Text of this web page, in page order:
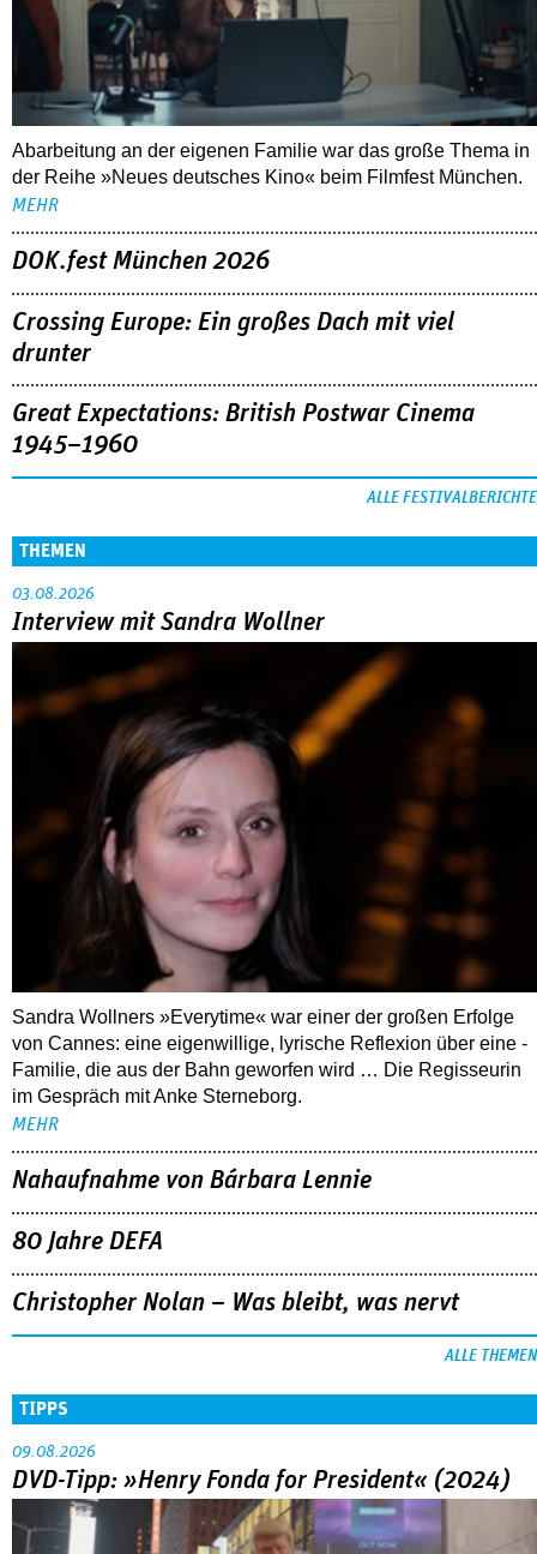
Abarbeitung an der eigenen Familie war das große Thema in
der Reihe »Neues deutsches Kino« beim Filmfest München.
MEHR
DOK.fest München 2026
Crossing Europe: Ein großes Dach mit viel
drunter
Great Expectations: British Postwar Cinema
1945–1960
ALLE FESTIVALBERICHTE
THEMEN
03.08.2026
Interview mit Sandra Wollner
Sandra Wollners »Everytime« war einer der großen Erfolge
von Cannes: eine eigenwillige, lyrische Reflexion über eine ­
Familie, die aus der Bahn geworfen wird … Die Regisseurin
im Gespräch mit Anke Sterneborg.
MEHR
Nahaufnahme von Bárbara Lennie
80 Jahre DEFA
Christopher Nolan – Was bleibt, was nervt
ALLE THEMEN
TIPPS
09.08.2026
DVD-Tipp: »Henry Fonda for President« (2024)